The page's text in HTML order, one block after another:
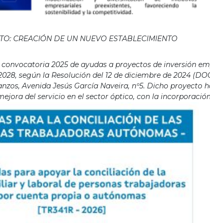
CREACIÓN DE UN NUEVO ESTABLECIMIENTO
convocatoria 2025 de ayudas a proyectos de inversión
según la Resolución del 12 de diciembre de 2024
Avenida Jesús García Naveira, nº5. Dicho
del servicio en el sector óptico, con la